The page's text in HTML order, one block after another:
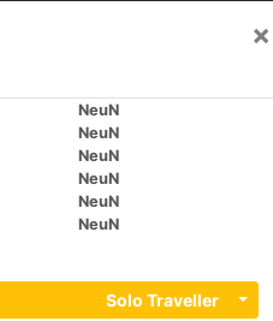
×
NeuN
NeuN
NeuN
NeuN
NeuN
NeuN
Solo Traveller
Sk. 6, 50400